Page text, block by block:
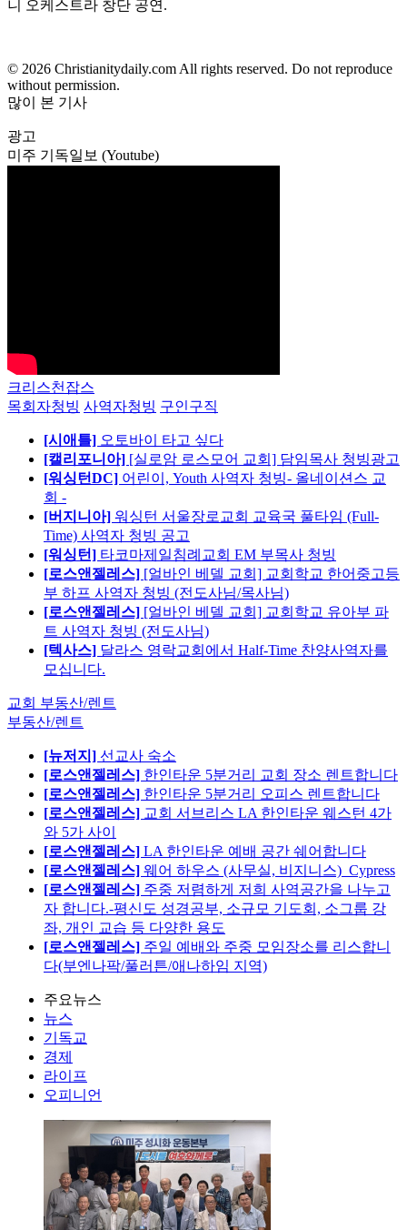
니 오케스트라 창단 공연.
© 2026 Christianitydaily.com All rights reserved. Do not reproduce
without permission.
많이 본 기사
광고
미주 기독일보 (Youtube)
크리스천잡스
목회자청빙 사역자청빙 구인구직
[시애틀] 오토바이 타고 싶다
[캘리포니아] [실로암 로스모어 교회] 담임목사 청빙광고
[워싱턴DC] 어린이, Youth 사역자 청빙- 올네이션스 교
회 -
[버지니아] 워싱턴 서울장로교회 교육국 풀타임 (Full-
Time) 사역자 청빙 공고
[워싱턴] 타코마제일침례교회 EM 부목사 청빙
[로스앤젤레스] [얼바인 베델 교회] 교회학교 한어중고등
부 하프 사역자 청빙 (전도사님/목사님)
[로스앤젤레스] [얼바인 베델 교회] 교회학교 유아부 파
트 사역자 청빙 (전도사님)
[텍사스] 달라스 영락교회에서 Half-Time 찬양사역자를
모십니다.
교회 부동산/렌트
부동산/렌트
[뉴저지] 선교사 숙소
[로스앤젤레스] 한인타운 5분거리 교회 장소 렌트합니다
[로스앤젤레스] 한인타운 5분거리 오피스 렌트합니다
[로스앤젤레스] 교회 서브리스 LA 한인타운 웨스턴 4가
와 5가 사이
[로스앤젤레스] LA 한인타운 예배 공간 쉐어합니다
[로스앤젤레스] 웨어 하우스 (사무실, 비지니스)_Cypress
[로스앤젤레스] 주중 저렴하게 저희 사역공간을 나누고
자 합니다.-평신도 성경공부, 소규모 기도회, 소그룹 강
좌, 개인 교습 등 다양한 용도
[로스앤젤레스] 주일 예배와 주중 모임장소를 리스합니
다(부엔나팍/풀러튼/애나하임 지역)
주요뉴스
뉴스
기독교
경제
라이프
오피니언